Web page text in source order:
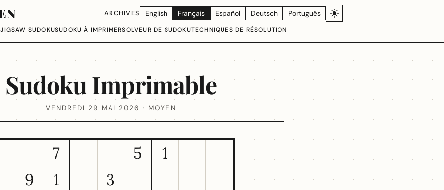
ARCHIVES English Français Español Deutsch Português
JIGSAW SUDOKUSUDOKU À IMPRIMERSOLVEUR DE SUDOKUTECHNIQUES DE RÉSOLUTION
Sudoku Imprimable
VENDREDI 29 MAI 2026 · MOYEN
7 5
1
9
1
3